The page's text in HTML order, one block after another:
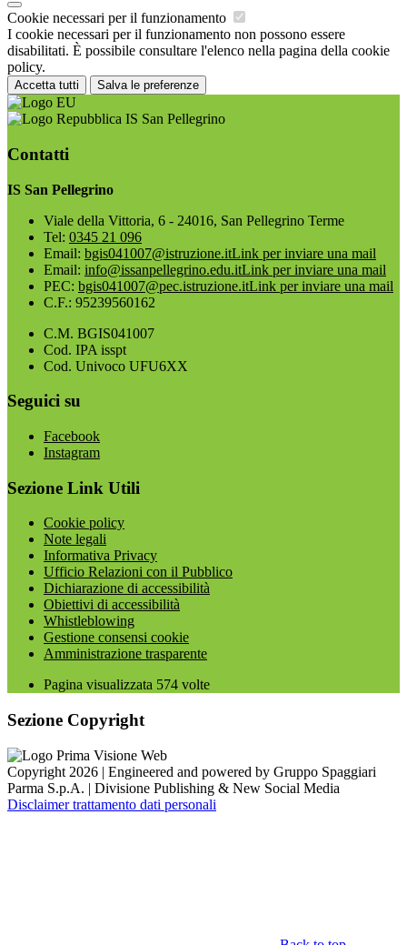
Cookie necessari per il funzionamento
I cookie necessari per il funzionamento non possono essere
disabilitati. È possibile consultare l'elenco nella pagina della cookie
policy.
Accetta tutti Salva le preferenze
IS San Pellegrino
Contatti
IS San Pellegrino
Viale della Vittoria, 6 - 24016, San Pellegrino Terme
Tel: 0345 21 096
Email: bgis041007@istruzione.itLink per inviare una mail
Email: info@issanpellegrino.edu.itLink per inviare una mail
PEC: bgis041007@pec.istruzione.itLink per inviare una mail
C.F.: 95239560162
C.M. BGIS041007
Cod. IPA isspt
Cod. Univoco UFU6XX
Seguici su
Facebook
Instagram
Sezione Link Utili
Cookie policy
Note legali
Informativa Privacy
Ufficio Relazioni con il Pubblico
Dichiarazione di accessibilità
Obiettivi di accessibilità
Whistleblowing
Gestione consensi cookie
Amministrazione trasparente
Pagina visualizzata 574 volte
Sezione Copyright
Copyright 2026 | Engineered and powered by Gruppo Spaggiari
Parma S.p.A. | Divisione Publishing & New Social Media
Disclaimer trattamento dati personali